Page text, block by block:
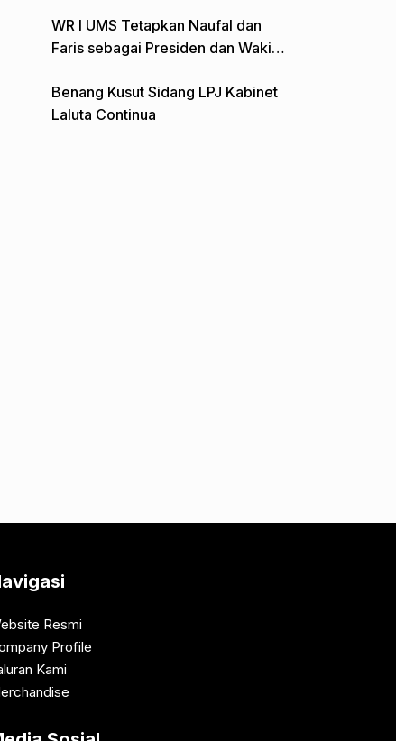
WR I UMS Tetapkan Naufal dan
Faris sebagai Presiden dan Wakil
Benang Kusut Sidang LPJ Kabinet
Laluta Continua
Resmi
Profile
Kami